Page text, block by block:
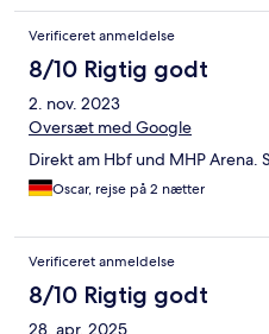
Verificeret anmeldelse
8/10 Rigtig godt
2. nov. 2023
Oversæt med Google
Direkt am Hbf und MHP
Oscar, rejse på 2 nætter
Verificeret anmeldelse
8/10 Rigtig godt
28. apr. 2025